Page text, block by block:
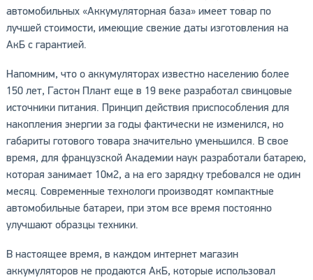
автомобильных «Аккумуляторная база» имеет товар по
лучшей стоимости, имеющие свежие даты изготовления на
АкБ с гарантией.
Напомним, что о аккумуляторах известно населению более
150 лет, Гастон Плант еще в 19 веке разработал свинцовые
источники питания. Принцип действия приспособления для
накопления энергии за годы фактически не изменился, но
габариты готового товара значительно уменьшился. В свое
время, для французской Академии наук разработали батарею,
которая занимает 10м2, а на его зарядку требовался не один
месяц. Современные технологи производят компактные
автомобильные батареи, при этом все время постоянно
улучшают образцы техники.
В настоящее время, в каждом интернет магазин
аккумуляторов не продаются АкБ, которые использовал